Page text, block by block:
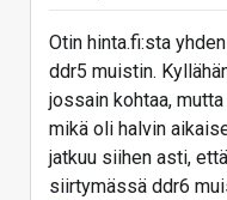
Otin hinta.fi:sta
ddr5 muistin.
jossain kohtaa,
mikä oli halvin
jatkuu siihen asti,
siirtymässä ddr6